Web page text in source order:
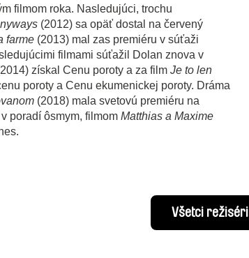
filmom roka. Nasledujúci, trochu
(2012) sa opäť dostal na červený
farme (2013) mal zas premiéru v súťaži
filmami súťažil Dolan znova v
získal Cenu poroty a za film Je to len
poroty a Cenu ekumenickej poroty. Dráma
(2018) mala svetovú premiéru na
poradí ôsmym, filmom Matthias a Maxime
Všetci režiséri